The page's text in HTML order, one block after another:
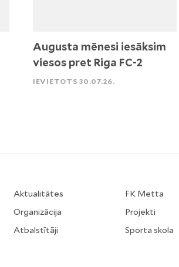
Augusta mēnesi iesāksim
viesos pret Riga FC-2
IEVIETOTS 30.07.26.
Aktualitātes
Organizācija
Atbalstītāji
FK Metta
Projekti
Sporta skola